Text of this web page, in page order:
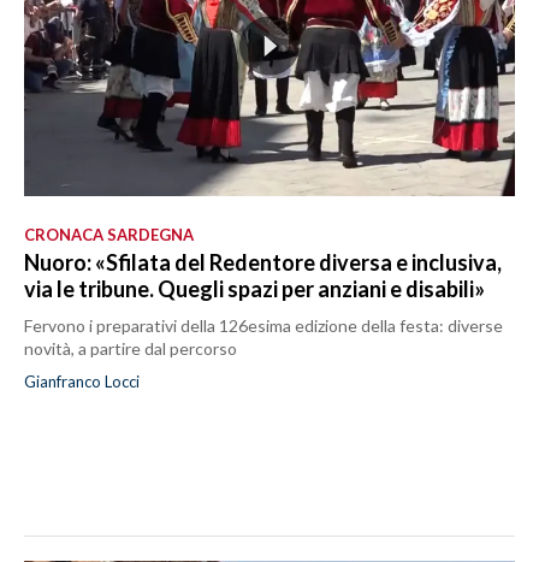
CRONACA SARDEGNA
Nuoro: «Sfilata del Redentore diversa e inclusiva,
via le tribune. Quegli spazi per anziani e disabili»
Fervono i preparativi della 126esima edizione della festa: diverse
novità, a partire dal percorso
Gianfranco Locci